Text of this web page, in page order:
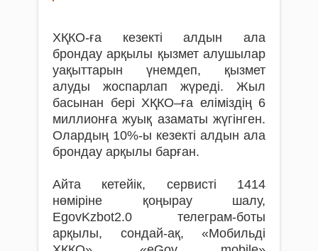
ХҚКО-ға кезекті алдын ала
брондау арқылы қызмет алушылар
уақыттарын үнемдеп, қызмет
алуды жоспарлап жүреді. Жыл
басынан бері ХҚКО–ға еліміздің 6
миллионға жуық азаматы жүгінген.
Олардың 10%-ы кезекті алдын ала
брондау арқылы барған.
Айта кетейік, сервисті 1414
нөміріне қоңырау шалу,
ЕgovKzbot2.0 телеграм-боты
арқылы, сондай-ақ, «Мобильді